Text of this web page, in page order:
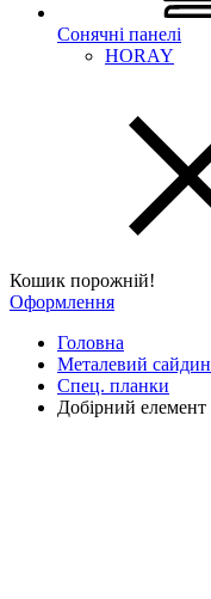
Сонячні панелі
HORAY
Кошик порожній!
Оформлення
Головна
Металевий
Спец. планки
Добірний